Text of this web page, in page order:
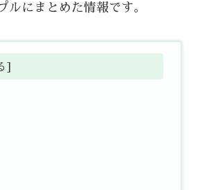
にまとめた情報です。